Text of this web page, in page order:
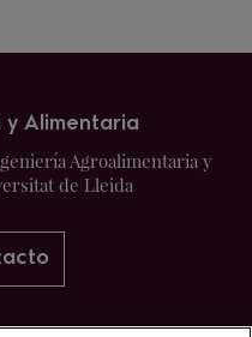
y Alimentaria
Agroalimentaria y
de Lleida